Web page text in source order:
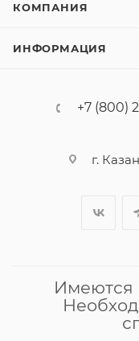
КОМПАНИЯ
ИНФОРМАЦИЯ
+7 (800)
г.
Имеются